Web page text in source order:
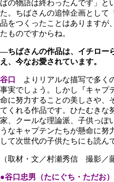
ばの物語は終わったんです」と
た。ちばさんの追悼企画として
品をつくったことはありますが
たものですからね。
―ちばさんの作品は、イチロー
え、今なお愛されています。
谷口
よりリアルな描写で多く
事実でしょう。しかし『キャプ
命に努力することの美しさや、
てくれる作品です。ひたむきな
家、クールな理論派、子供っ
うなキャプテンたちが懸命に努
して次世代の子供たちにも読ん
（取材・文／村瀬秀信 撮影／
●谷口忠男（たにぐち・ただお）